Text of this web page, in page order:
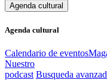
Agenda cultural
Agenda cultural
Calendario de eventos
Nuestro
podcast Busqueda